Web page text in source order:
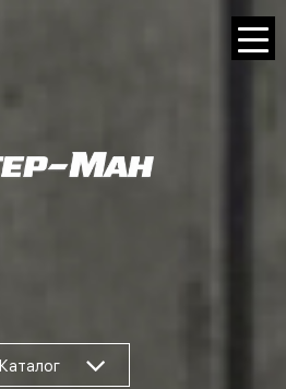
Каталог